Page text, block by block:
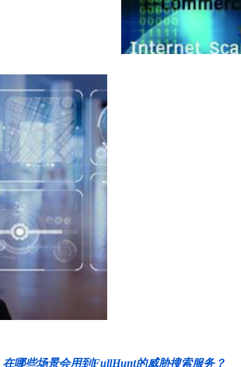
在哪些场景会用到FullHunt的威胁搜索服务？